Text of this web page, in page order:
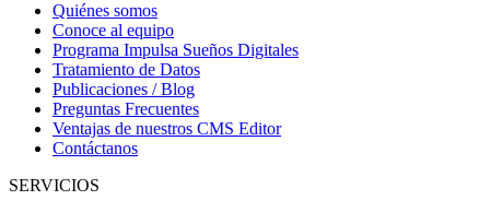
Quiénes somos
Conoce al equipo
Programa Impulsa Sueños Digitales
Tratamiento de Datos
Publicaciones / Blog
Preguntas Frecuentes
Ventajas de nuestros CMS Editor
Contáctanos
SERVICIOS